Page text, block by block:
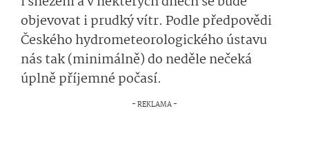
objevovat i prudký vítr. Podle předpovědi
Českého hydrometeorolo­gického ústavu
nás tak (minimálně) do neděle nečeká
úplně příjemné počasí.